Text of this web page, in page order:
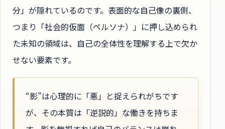
分」が隠れているのです。表面的な自己像の裏側、
つまり「社会的仮面（ペルソナ）」に押し込められ
た未知の領域は、自己の全体性を理解する上で欠か
せない要素です。
“影”は心理的に「悪」と捉えられがちです
が、その本質は「逆説的」な働きを持ちま